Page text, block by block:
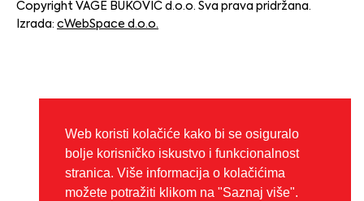
Copyright VAGE BUKOVIĆ d.o.o. Sva prava pridržana.
Izrada: cWebSpace d.o.o.
Web koristi kolačiće kako bi se osiguralo
bolje korisničko iskustvo i funkcionalnost
stranica. Više informacija o kolačićima
možete potražiti klikom na "Saznaj više".